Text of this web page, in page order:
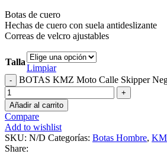
Botas de cuero
Hechas de cuero con suela antideslizante
Correas de velcro ajustables
Talla
Limpiar
BOTAS KMZ Moto Calle Skipper
Añadir al carrito
Compare
Add to wishlist
SKU: N/D Categorías: Botas Hombre,
Share: